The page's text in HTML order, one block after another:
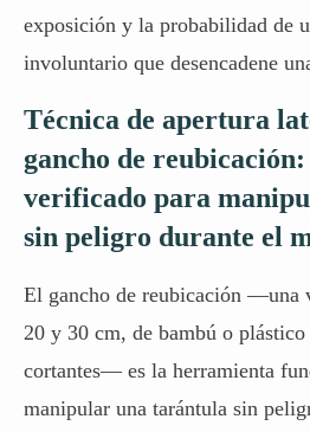
exposición y la probabilidad de
involuntario que desencadene
Técnica de apertura
gancho de
verificado para
sin peligro durante el
El gancho de reubicación —una
20 y 30 cm, de bambú o
cortantes— es la herramienta
manipular una tarántula sin